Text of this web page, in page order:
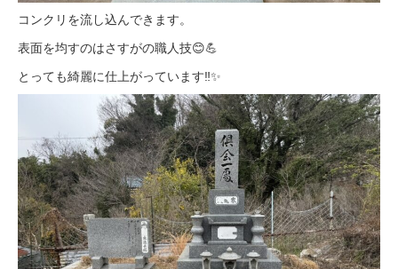
コンクリを流し込んできます。
表面を均すのはさすがの職人技😊💪
とっても綺麗に仕上がっています‼✨